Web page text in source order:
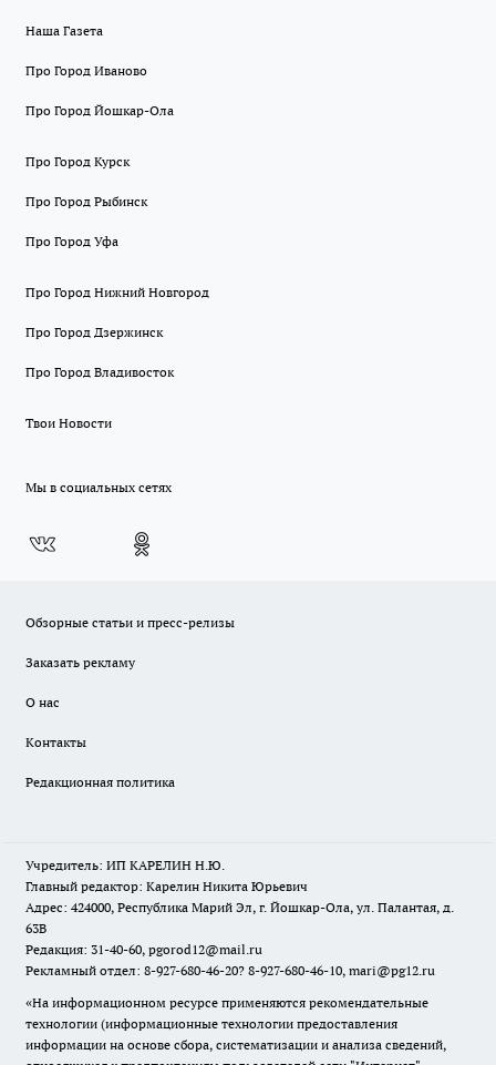
Наша Газета
Про Город Иваново
Про Город Йошкар-Ола
Про Город Курск
Про Город Рыбинск
Про Город Уфа
Про Город Нижний Новгород
Про Город Дзержинск
Про Город Владивосток
Твои Новости
Мы в социальных сетях
Обзорные статьи и пресс-релизы
Заказать рекламу
О нас
Контакты
Редакционная политика
Учредитель: ИП КАРЕЛИН Н.Ю.
Главный редактор: Карелин Никита Юрьевич
Адрес: 424000, Республика Марий Эл, г. Йошкар-Ола, ул. Палантая, д.
63В
Редакция: 31-40-60, pgorod12@mail.ru
Рекламный отдел: 8-927-680-46-20? 8-927-680-46-10, mari@pg12.ru
«На информационном ресурсе применяются рекомендательные
технологии (информационные технологии предоставления
информации на основе сбора, систематизации и анализа сведений,